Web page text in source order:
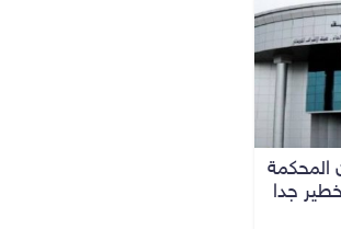
المحكمة
خطير جدا